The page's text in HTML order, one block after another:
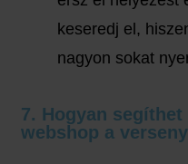
keseredj el,
nagyon sokat
7. Hogyan segíthet
webshop a